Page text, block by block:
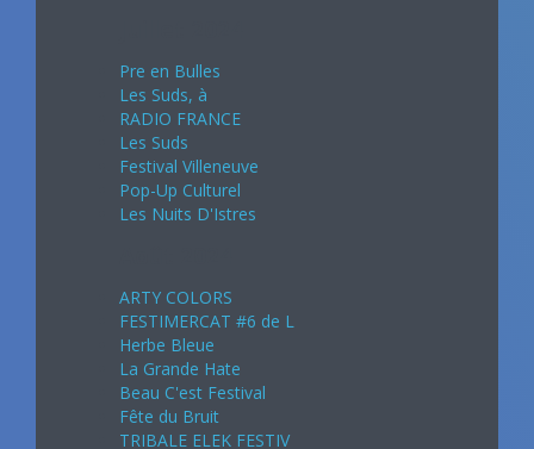
Pre en Bulles
Les Suds, à
RADIO FRANCE
Les Suds
Festival Villeneuve
Pop-Up Culturel
Les Nuits D'Istres
ARTY COLORS
FESTIMERCAT #6 de L
Herbe Bleue
La Grande Hate
Beau C'est Festival
Fête du Bruit
TRIBALE ELEK FESTIV